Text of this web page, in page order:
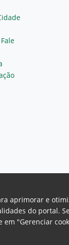
aprimorar e
do portal.
"Gerenciar